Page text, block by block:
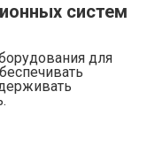
систем
для